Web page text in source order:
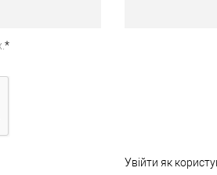
*
Увійти як